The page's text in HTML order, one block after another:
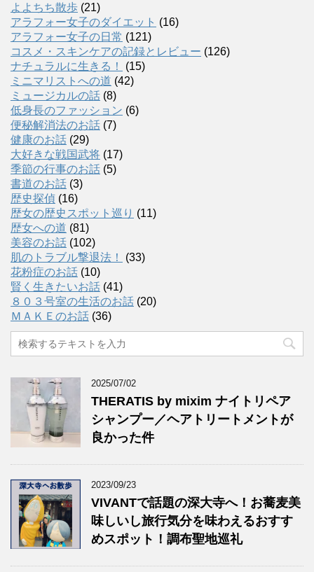
よよちち散歩 (21)
アラフォー女子のダイエット (16)
アラフォー女子の日常 (121)
コスメ・スキンケアの記録とレビュー (126)
ナチュラルに生きる！
(15)
ミニマリストへの道 (42)
ミュージカルの話 (8)
低身長のファッション (6)
便秘解消法のお話 (7)
健康のお話 (29)
大好きな戦国武将 (17)
季節の行事のお話 (5)
書道のお話 (3)
歴史探偵 (16)
歴女の歴史スポット巡り (11)
歴女への道 (81)
美容のお話 (102)
肌のトラブル撃退法！
(33)
花粉症のお話 (10)
賢く生きたいお話 (41)
８０３号室の生活のお話 (20)
ＭＡＫＥのお話 (36)
2025/07/02
THERATIS by mixim ナイトリペア
シャンプー／ヘアトリートメントが
良かった件
2023/09/23
VIVANTで話題の深大寺へ！お蕎麦美
味しいし旅行気分を味わえるおすす
めスポット！調布聖地巡礼